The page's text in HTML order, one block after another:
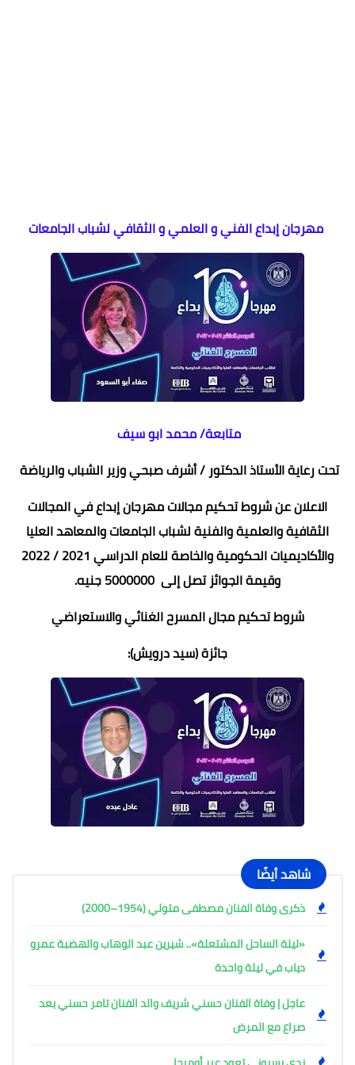
مهرجان إبداع الفني و العلمي و الثقافي لشباب الجامعات
متابعة/ محمد ابو سيف
تحت رعاية الأستاذ الدكتور / أشرف صبحي وزير الشباب والرياضة
الاعلان عن شروط تحكيم مجالات مهرجان إبداع في المجالات
الثقافية والعلمية والفنية لشباب الجامعات والمعاهد العليا
والأكاديميات الحكومية والخاصة للعام الدراسي 2021 / 2022
وقيمة الجوائز تصل إلى 5000000 جنيه.
شروط تحكيم مجال المسرح الغنائي والاستعراضي
جائزة (سيد درويش):
شاهد أيضًا
ذكرى وفاة الفنان مصطفى متولي (1954–2000)
«ليلة الساحل المشتعلة».. شيرين عبد الوهاب والهضبة عمرو
دياب في ليلة واحدة
عاجل | وفاة الفنان حسني شريف والد الفنان تامر حسني بعد
صراع مع المرض